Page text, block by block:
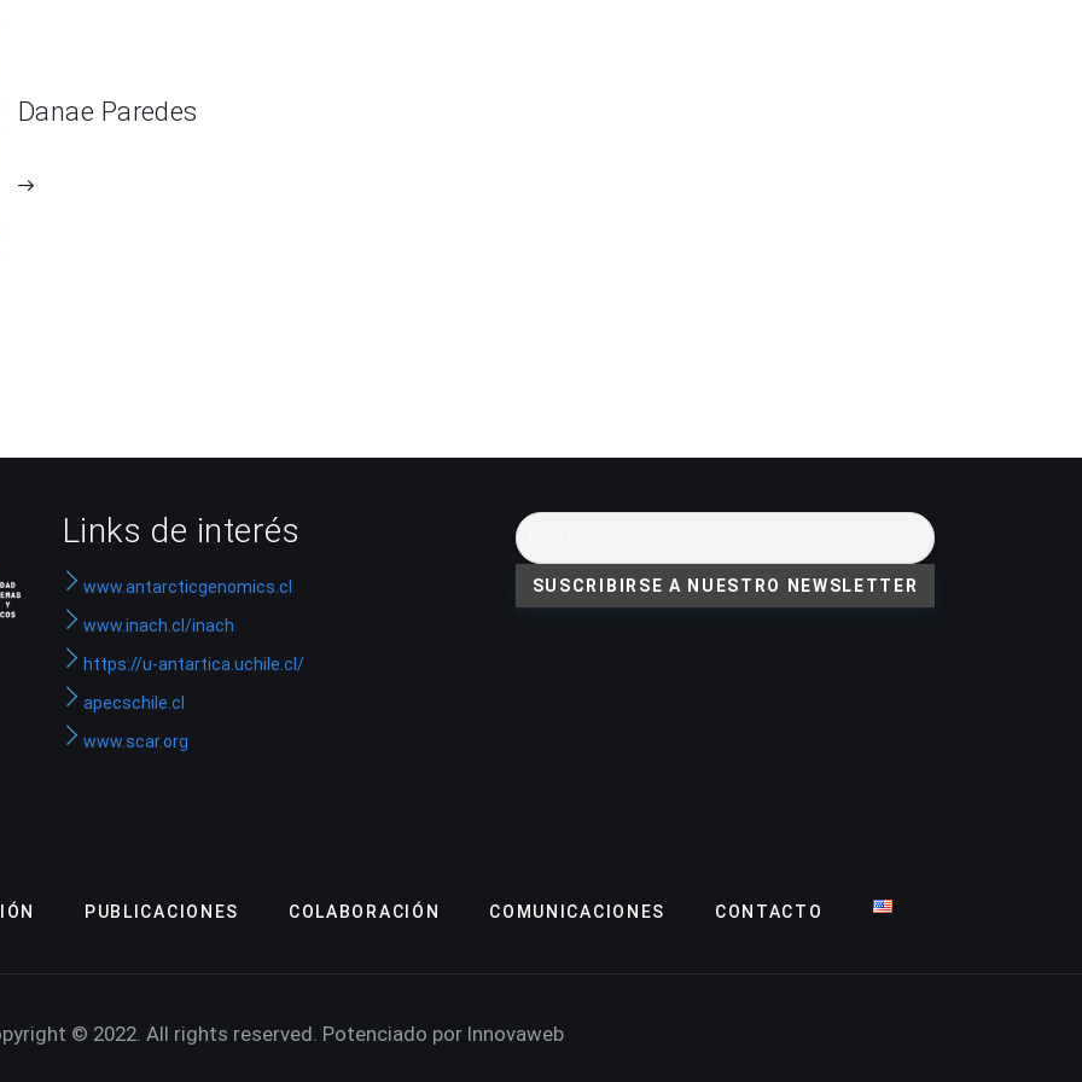
Danae Paredes
Links de interés
www.antarcticgenomics.cl
www.inach.cl/inach
https://u-antartica.uchile.cl/
apecschile.cl
www.scar.org
PUBLICACIONES COLABORACIÓN COMUNICACIONES CONTACTO
© 2022. All rights reserved. Potenciado por Innovaweb